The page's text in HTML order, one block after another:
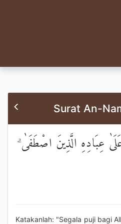
Surat An-
عِبَادِهِ الَّذِينَ اصْطَفَىٰ
Katakanlah: "Segala puji bagi